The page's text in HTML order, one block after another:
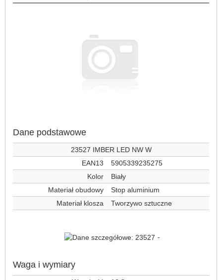
Dane podstawowe
23527 IMBER LED NW W
EAN13
5905339235275
Kolor
Biały
Materiał obudowy
Stop aluminium
Materiał klosza
Tworzywo sztuczne
-
Waga i wymiary